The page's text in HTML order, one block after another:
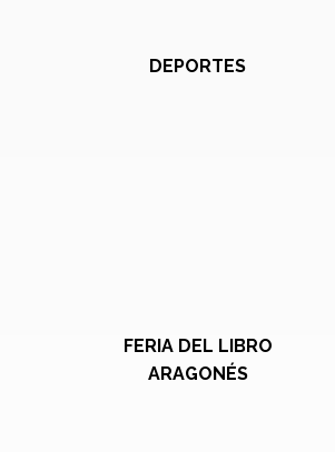
DEPORTES
FERIA DEL LIBRO
ARAGONÉS